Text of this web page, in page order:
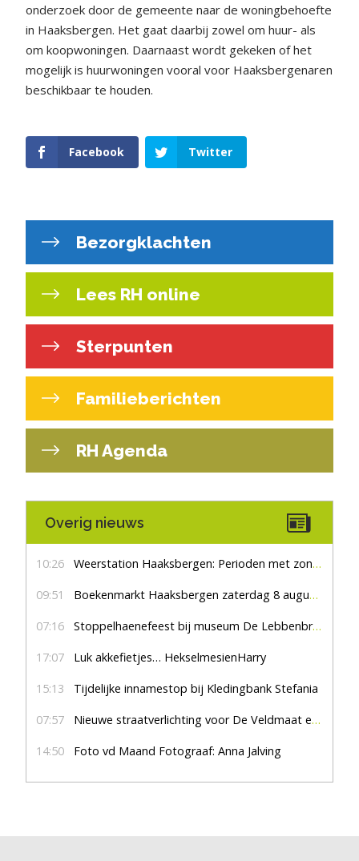
onderzoek door de gemeente naar de woningbehoefte
in Haaksbergen. Het gaat daarbij zowel om huur- als
om koopwoningen. Daarnaast wordt gekeken of het
mogelijk is huurwoningen vooral voor Haaksbergenaren
beschikbaar te houden.
Facebook Twitter
Bezorgklachten
Lees RH online
Sterpunten
Familieberichten
RH Agenda
Overig nieuws
10:26 Weerstation Haaksbergen: Perioden met zon en droog
09:51 Boekenmarkt Haaksbergen zaterdag 8 augustus, marktplein Haaksbergen
07:16 Stoppelhaenefeest bij museum De Lebbenbrugge
17:07 Luk akkefietjes… HekselmesienHarry
15:13 Tijdelijke innamestop bij Kledingbank Stefania
07:57 Nieuwe straatverlichting voor De Veldmaat en De Pas
14:50 Foto vd Maand Fotograaf: Anna Jalving